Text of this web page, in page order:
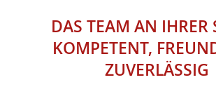
DAS TEAM AN IHRER
KOMPETENT,
ZUVERLÄSSIG